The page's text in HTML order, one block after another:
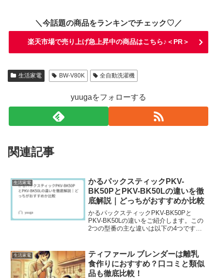
＼今話題の商品をランキンでチェック♡／
楽天市場で売り上げ急上昇中の商品はこちら♪＜PR＞
生活家電 BW-V80K 全自動洗濯機
yuugaをフォローする
関連記事
生活家電
かるパックスティックPKV-
BK50PとPKV-BK50Lの違いを徹
底解説｜どっちがおすすめか比較
かるパックスティックPKV-BK50Pと
PKV-BK50Lの違いをご紹介します。この
2つの型番の主な違いは以下の4つです。
ちらも基本的な性能は同じなのですが、
新型のか...
生活家電
ティファール ブレンダーは離乳
食作りにおすすめ？口コミと類似
品も徹底比較！